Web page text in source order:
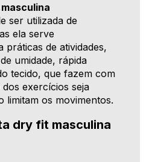
ser utilizada de
ela serve
práticas de atividades,
umidade, rápida
tecido, que fazem com
exercícios seja
limitam os movimentos.
dry fit masculina